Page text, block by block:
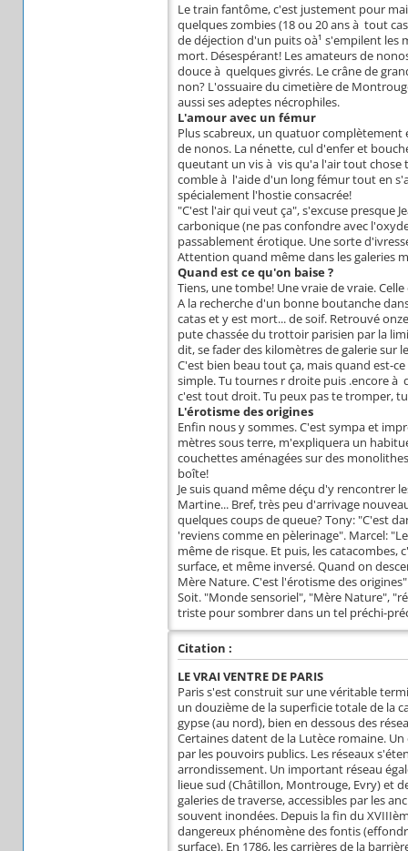
Le train fantôme, c'est justement pour
quelques zombies (18 ou 20 ans à tout
de déjection d'un puits oà¹ s'empilent les
mort. Désespérant! Les amateurs de
douce à quelques givrés. Le crâne de
non? L'ossuaire du cimetière de
aussi ses adeptes nécrophiles.
L'amour avec un fémur
Plus scabreux, un quatuor complètement
de nonos. La nénette, cul d'enfer et
queutant un vis à vis qu'a l'air tout chose
comble à l'aide d'un long fémur tout en
spécialement l'hostie consacrée!
"C'est l'air qui veut ça", s'excuse presque
carbonique (ne pas confondre avec
passablement érotique. Une sorte
Attention quand même dans les galeries
Quand est ce qu'on baise ?
Tiens, une tombe! Une vraie de vraie.
A la recherche d'un bonne boutanche
catas et y est mort... de soif. Retrouvé
pute chassée du trottoir parisien par la
dit, se fader des kilomètres de galerie sur
C'est bien beau tout ça, mais quand est-
simple. Tu tournes r droite puis .encore
c'est tout droit. Tu peux pas te tromper,
L'érotisme des origines
Enfin nous y sommes. C'est sympa et
mètres sous terre, m'expliquera un
couchettes aménagées sur des
boîte!
Je suis quand même déçu d'y rencontrer
Martine... Bref, très peu d'arrivage
quelques coups de queue? Tony: "C'est
'reviens comme en pèlerinage". Marcel:
même de risque. Et puis, les
surface, et même inversé. Quand on
Mère Nature. C'est l'érotisme des
Soit. "Monde sensoriel", "Mère Nature",
triste pour sombrer dans un tel préchi-
Citation :
LE VRAI VENTRE DE PARIS
Paris s'est construit sur une véritable
un douzième de la superficie totale de la
gypse (au nord), bien en dessous des
Certaines datent de la Lutèce romaine.
par les pouvoirs publics. Les réseaux
arrondissement. Un important réseau
lieue sud (Châtillon, Montrouge, Evry) et
galeries de traverse, accessibles par les
souvent inondées. Depuis la fin du
dangereux phénomène des fontis
surface). En 1786, les carrières de la